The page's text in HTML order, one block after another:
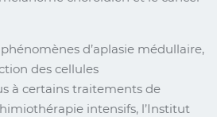
d’aplasie médullaire,
des cellules
à certains traitements de
intensifs, l’Institut